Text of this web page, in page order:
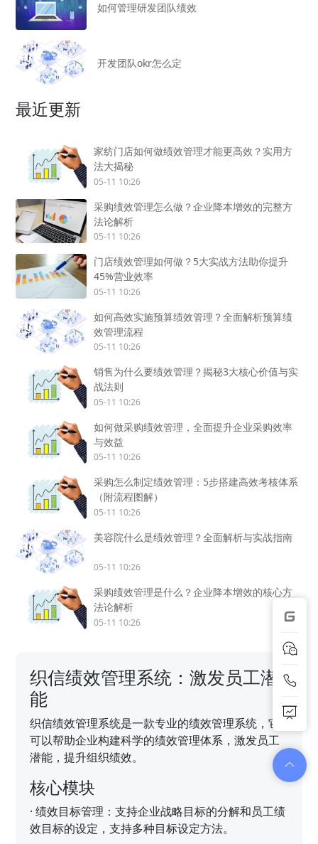
如何管理研发团队绩效
开发团队okr怎么定
最近更新
家纺门店如何做绩效管理才能更高效？实用方
法大揭秘
05-11 10:26
采购绩效管理怎么做？企业降本增效的完整方
法论解析
05-11 10:26
门店绩效管理如何做？5大实战方法助你提升
45%营业效率
05-11 10:26
如何高效实施预算绩效管理？全面解析预算绩
效管理流程
05-11 10:26
销售为什么要绩效管理？揭秘3大核心价值与实
战法则
05-11 10:26
如何做采购绩效管理，全面提升企业采购效率
与效益
05-11 10:26
采购怎么制定绩效管理：5步搭建高效考核体系
（附流程图解）
05-11 10:26
美容院什么是绩效管理？全面解析与实战指南
05-11 10:26
采购绩效管理是什么？企业降本增效的核心方
法论解析
05-11 10:26
织信绩效管理系统：激发员工潜
能
织信绩效管理系统是一款专业的绩效管理系统，它
可以帮助企业构建科学的绩效管理体系，激发员工
潜能，提升组织绩效。
核心模块
·绩效目标管理：支持企业战略目标的分解和员工绩
效目标的设定，支持多种目标设定方法。